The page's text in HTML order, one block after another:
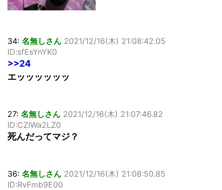
34: 名無しさん 2021/12/16(木) 21:08:42.05
ID:sfEsYnYK0
>>24
エッッッッッッ
27: 名無しさん 2021/12/16(木) 21:07:46.82
ID:CZIWa2LZ0
死んだってマジ？
36: 名無しさん 2021/12/16(木) 21:08:50.85
ID:RvFmb9E00